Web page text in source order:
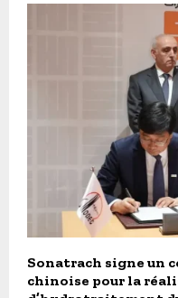
Sonatrach signe un
chinoise pour la